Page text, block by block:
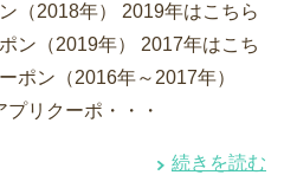
（2018年） 2019年はこちら
ン（2019年） 2017年はこち
ポン（2016年～2017年）
リクーポ・・・
続きを読む